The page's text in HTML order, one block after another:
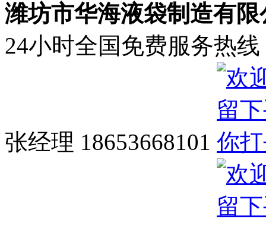
潍坊市华海液袋制造有限
24小时全国免费服务热线
张经理 18653668101